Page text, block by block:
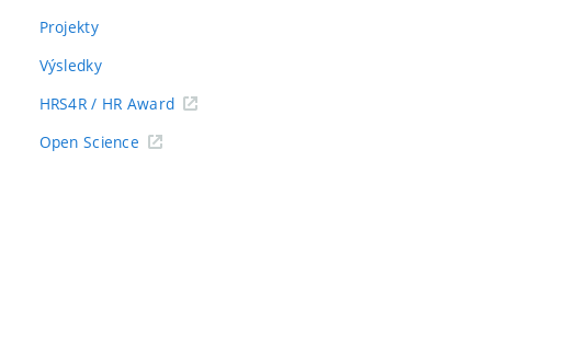
Projekty
Výsledky
HRS4R / HR Award
Open Science